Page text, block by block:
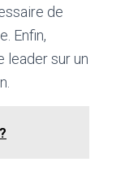
de
Enfin,
leader sur un